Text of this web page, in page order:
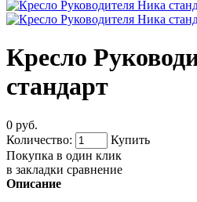
Кресло
стандарт
0 руб.
Количество:
Купить
Покупка в один клик
в закладки сравнение
Описание